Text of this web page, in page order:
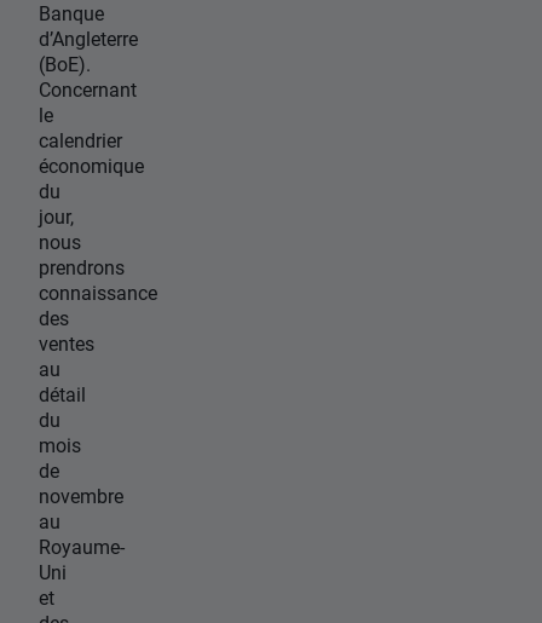
Banque
d’Angleterre
(BoE).
Concernant
le
calendrier
économique
du
jour,
nous
prendrons
connaissance
des
ventes
au
détail
du
mois
de
novembre
au
Royaume-
Uni
et